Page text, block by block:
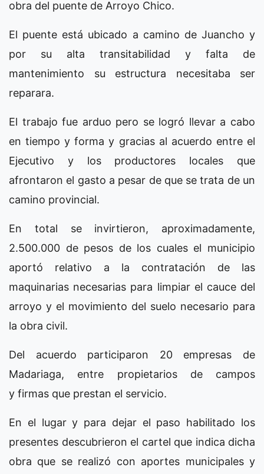
obra del puente de Arroyo Chico.
El puente está ubicado a camino de Juancho y
por su alta transitabilidad y falta de
mantenimiento su estructura necesitaba ser
reparara.
El trabajo fue arduo pero se logró llevar a cabo
en tiempo y forma y gracias al acuerdo entre el
Ejecutivo y los productores locales que
afrontaron el gasto a pesar de que se trata de un
camino provincial.
En total se invirtieron, aproximadamente,
2.500.000 de pesos de los cuales el municipio
aportó relativo a la contratación de las
maquinarias necesarias para limpiar el cauce del
arroyo y el movimiento del suelo necesario para
la obra civil.
Del acuerdo participaron 20 empresas de
Madariaga, entre propietarios de campos
y firmas que prestan el servicio.
En el lugar y para dejar el paso habilitado los
presentes descubrieron el cartel que indica dicha
obra que se realizó con aportes municipales y